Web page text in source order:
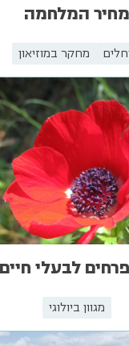
מחיר המלחמה
מחקר במוזיאון
לבעלי חיים
מגוון ביולוגי